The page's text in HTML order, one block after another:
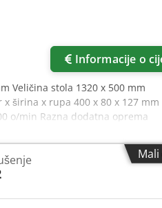
Informacije o
Veličina stola 1320 x 500 mm
širina x rupa 400 x 80 x 127 mm
o/min Razna dodatna oprema